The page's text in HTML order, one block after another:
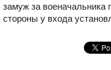
замуж за военачальника
стороны у входа